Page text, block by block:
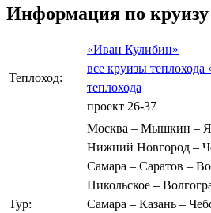
Информация по круизу
Теплоход:
«Иван Кулибин»
все круизы
теплохода
проект 26-37
Тур:
Москва – Мышкин –
Нижний Новгород –
Самара – Саратов –
Никольское –
Самара – Казань –